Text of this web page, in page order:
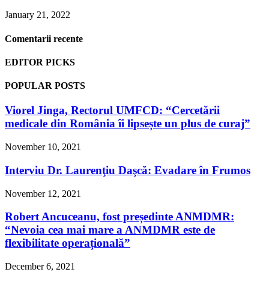
January 21, 2022
Comentarii recente
EDITOR PICKS
POPULAR POSTS
Viorel Jinga, Rectorul UMFCD: “Cercetării
medicale din România îi lipsește un plus de curaj”
November 10, 2021
Interviu Dr. Laurenţiu Daşcă: Evadare în Frumos
November 12, 2021
Robert Ancuceanu, fost președinte ANMDMR:
“Nevoia cea mai mare a ANMDMR este de
flexibilitate operațională”
December 6, 2021